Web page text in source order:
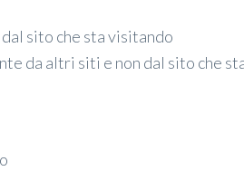
sito che sta visitando
da altri siti e non dal sito che